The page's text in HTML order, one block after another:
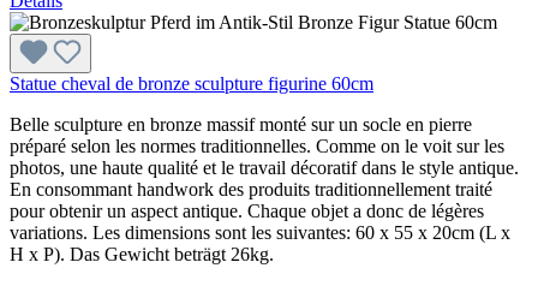
Statue cheval de bronze sculpture figurine 60cm
Belle sculpture en bronze massif monté sur un socle en pierre
préparé selon les normes traditionnelles. Comme on le voit sur les
photos, une haute qualité et le travail décoratif dans le style antique.
En consommant handwork des produits traditionnellement traité
pour obtenir un aspect antique. Chaque objet a donc de légères
variations. Les dimensions sont les suivantes: 60 x 55 x 20cm (L x
H x P). Das Gewicht beträgt 26kg.